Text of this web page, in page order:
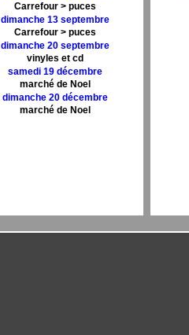
Carrefour > puces
dimanche 13 septembre
Carrefour > puces
dimanche 20 septembre
vinyles et cd
samedi 19 décembre
marché de Noel
dimanche 20 décembre
marché de Noel